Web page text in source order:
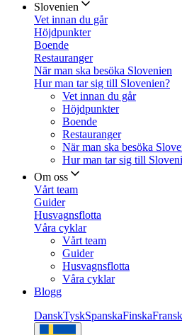
Slovenien
Vet innan du går
Höjdpunkter
Boende
Restauranger
När man ska besöka Slovenien
Hur man tar sig till Slovenien?
Vet innan du går
Höjdpunkter
Boende
Restauranger
När man ska besöka
Hur man tar sig till
Om oss
Vårt team
Guider
Husvagnsflotta
Våra cyklar
Vårt team
Guider
Husvagnsflotta
Våra cyklar
Blogg
DanskTyskSpanskaFinska